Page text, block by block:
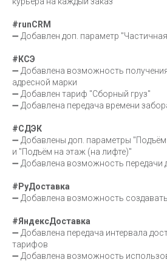
#runCRM
➖ Добавлен доп. параметр
#КСЭ
➖ Добавлена возможность
адресной марки
➖ Добавлен тариф "Сборный груз"
➖ Добавлена передача времени
#CДЭК
➖ Добавлены доп. параметры
и "Подъём на этаж (на лифте)"
➖ Добавлена возможность передачи
#РуДоставка
➖ Добавлена возможность
#ЯндексДоставка
➖ Добавлена передача интервала
тарифов
➖ Добавлена возможность